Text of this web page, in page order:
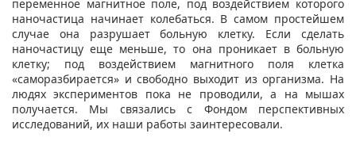
переменное магнитное поле, под воздействием которого
наночастица начинает колебаться. В самом простейшем
случае она разрушает больную клетку. Если сделать
наночастицу еще меньше, то она проникает в больную
клетку; под воздействием магнитного поля клетка
«саморазбирается» и свободно выходит из организма. На
людях экспериментов пока не проводили, а на мышах
получается. Мы связались с Фондом перспективных
исследований, их наши работы заинтересовали.